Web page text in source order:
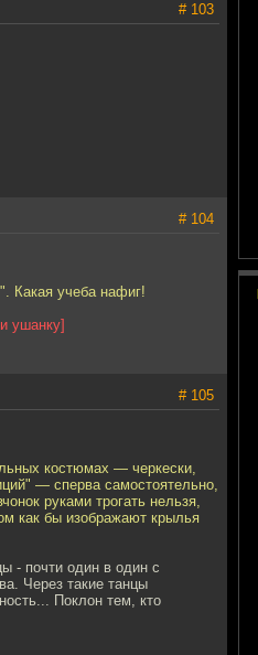
# 103
# 104
Какая учеба нафиг!
ушанку]
# 105
костюмах — черкески,
— сперва самостоятельно,
руками трогать нельзя,
как бы изображают крылья
- почти один в один с
Через такие танцы
Поклон тем, кто